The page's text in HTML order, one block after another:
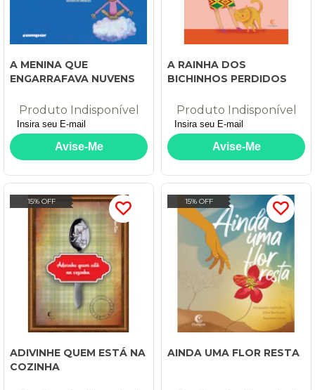
A MENINA QUE
ENGARRAFAVA NUVENS
Produto Indisponível
A RAINHA DOS
BICHINHOS PERDIDOS
Produto Indisponível
15% OFF
ADIVINHE QUEM ESTÁ NA
COZINHA
15% OFF
AINDA UMA FLOR RESTA